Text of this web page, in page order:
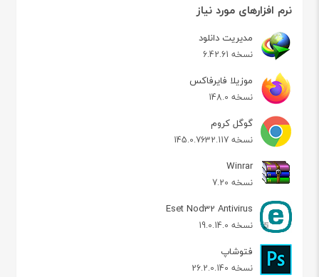
نرم افزارهای مورد نیاز
مدیریت دانلود
نسخه 6.42.61
موزیلا فایرفاکس
نسخه 148.0
گوگل کروم
نسخه 145.0.7632.117
Winrar
نسخه 7.20
Eset Nod32 Antivirus
نسخه 19.0.14.0
فتوشاپ
نسخه 26.2.0.140